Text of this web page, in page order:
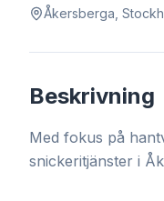
Åkersberga,
Beskrivning
Med fokus på
snickeritjänster i